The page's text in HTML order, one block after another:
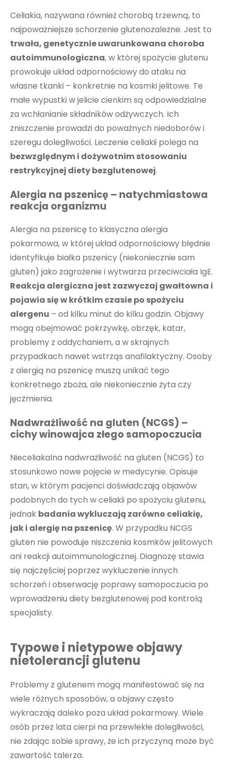
Celiakia, nazywana również chorobą trzewną, to
najpoważniejsze schorzenie glutenozależne. Jest to
trwała, genetycznie uwarunkowana choroba
autoimmunologiczna, w której spożycie glutenu
prowokuje układ odpornościowy do ataku na
własne tkanki – konkretnie na kosmki jelitowe. Te
małe wypustki w jelicie cienkim są odpowiedzialne
za wchłanianie składników odżywczych. Ich
zniszczenie prowadzi do poważnych niedoborów i
szeregu dolegliwości. Leczenie celiakii polega na
bezwzględnym i dożywotnim stosowaniu
restrykcyjnej diety bezglutenowej.
Alergia na pszenicę – natychmiastowa
reakcja organizmu
Alergia na pszenicę to klasyczna alergia
pokarmowa, w której układ odpornościowy błędnie
identyfikuje białka pszenicy (niekoniecznie sam
gluten) jako zagrożenie i wytwarza przeciwciała IgE.
Reakcja alergiczna jest zazwyczaj gwałtowna i
pojawia się w krótkim czasie po spożyciu
alergenu – od kilku minut do kilku godzin. Objawy
mogą obejmować pokrzywkę, obrzęk, katar,
problemy z oddychaniem, a w skrajnych
przypadkach nawet wstrząs anafilaktyczny. Osoby
z alergią na pszenicę muszą unikać tego
konkretnego zboża, ale niekoniecznie żyta czy
jęczmienia.
Nadwrażliwość na gluten (NCGS) –
cichy winowajca złego samopoczucia
Nieceliakalna nadwrażliwość na gluten (NCGS) to
stosunkowo nowe pojęcie w medycynie. Opisuje
stan, w którym pacjenci doświadczają objawów
podobnych do tych w celiakii po spożyciu glutenu,
jednak badania wykluczają zarówno celiakię,
jak i alergię na pszenicę. W przypadku NCGS
gluten nie powoduje niszczenia kosmków jelitowych
ani reakcji autoimmunologicznej. Diagnozę stawia
się najczęściej poprzez wykluczenie innych
schorzeń i obserwację poprawy samopoczucia po
wprowadzeniu diety bezglutenowej pod kontrolą
specjalisty.
Typowe i nietypowe objawy
nietolerancji glutenu
Problemy z glutenem mogą manifestować się na
wiele różnych sposobów, a objawy często
wykraczają daleko poza układ pokarmowy. Wiele
osób przez lata cierpi na przewlekłe dolegliwości,
nie zdając sobie sprawy, że ich przyczyną może być
zawartość talerza.